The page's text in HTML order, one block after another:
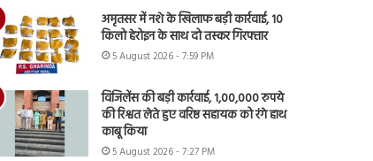
अमृतसर में नशे के खिलाफ बड़ी कार्रवाई, 10
किलो हेरोइन के साथ दो तस्कर गिरफ्तार
5 August 2026 - 7:59 PM
विजिलेंस की बड़ी कार्रवाई, 1,00,000 रुपये
की रिश्वत लेते हुए वरिष्ठ सहायक को रंगे हाथ
काबू किया
5 August 2026 - 7:27 PM